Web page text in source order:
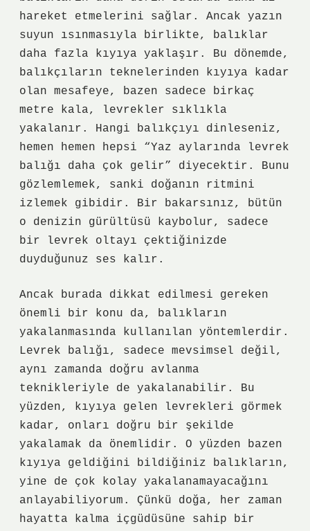
hareket etmelerini sağlar. Ancak yazın
suyun ısınmasıyla birlikte, balıklar
daha fazla kıyıya yaklaşır. Bu dönemde,
balıkçıların teknelerinden kıyıya kadar
olan mesafeye, bazen sadece birkaç
metre kala, levrekler sıklıkla
yakalanır. Hangi balıkçıyı dinleseniz,
hemen hemen hepsi “Yaz aylarında levrek
balığı daha çok gelir” diyecektir. Bunu
gözlemlemek, sanki doğanın ritmini
izlemek gibidir. Bir bakarsınız, bütün
o denizin gürültüsü kaybolur, sadece
bir levrek oltayı çektiğinizde
duyduğunuz ses kalır.
Ancak burada dikkat edilmesi gereken
önemli bir konu da, balıkların
yakalanmasında kullanılan yöntemlerdir.
Levrek balığı, sadece mevsimsel değil,
aynı zamanda doğru avlanma
teknikleriyle de yakalanabilir. Bu
yüzden, kıyıya gelen levrekleri görmek
kadar, onları doğru bir şekilde
yakalamak da önemlidir. O yüzden bazen
kıyıya geldiğini bildiğiniz balıkların,
yine de çok kolay yakalanamayacağını
anlayabiliyorum. Çünkü doğa, her zaman
hayatta kalma içgüdüsüne sahip bir